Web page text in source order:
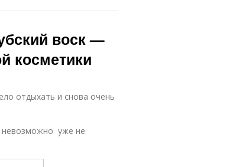
воск —
косметики
отдыхать и снова очень
невозможно уже не